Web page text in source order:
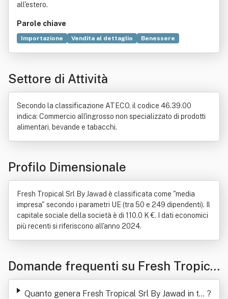
all'estero.
Parole chiave
Importazione Vendita al dettaglio
Benessere
Industria alimentare
Leasing
Settore di Attività
Secondo la classificazione ATECO, il codice 46.39.00
indica: Commercio all'ingrosso non specializzato di prodotti
alimentari, bevande e tabacchi.
Profilo Dimensionale
Fresh Tropical Srl By Jawad è classificata come "media
impresa" secondo i parametri UE (tra 50 e 249 dipendenti). Il
capitale sociale della società è di 110.0 K €. I dati economici
più recenti si riferiscono all'anno 2024.
Domande frequenti su Fresh Tropica
l Srl By Jawad
Quanto genera Fresh Tropical Srl By Jawad in ter ?